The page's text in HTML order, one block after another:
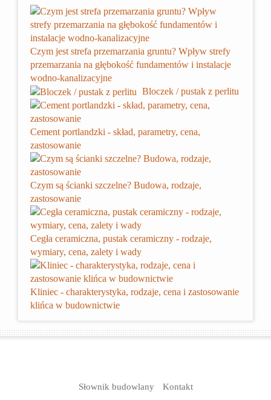
Czym jest strefa przemarzania gruntu? Wpływ strefy
przemarzania na głębokość fundamentów i instalacje
wodno-kanalizacyjne
Bloczek / pustak z perlitu
Cement portlandzki - skład, parametry, cena,
zastosowanie
Czym są ścianki szczelne? Budowa, rodzaje,
zastosowanie
Cegła ceramiczna, pustak ceramiczny - rodzaje,
wymiary, cena, zalety i wady
Kliniec - charakterystyka, rodzaje, cena i zastosowanie
klińca w budownictwie
Słownik budowlany Kontakt